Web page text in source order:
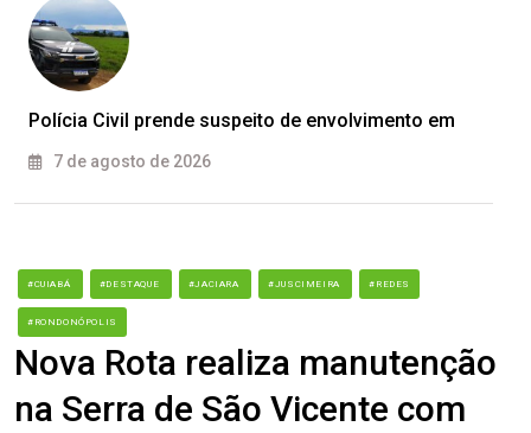
Polícia Civil prende suspeito de envolvimento em
7 de agosto de 2026
#CUIABÁ #DESTAQUE #JACIARA #JUSCIMEIRA #REDES
#RONDONÓPOLIS
Nova Rota realiza manutenção
na Serra de São Vicente com